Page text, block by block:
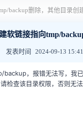
软链接指向tmp/
发表时间 2024-09-13
，报错无法写，我
查该目录权限，否则无法